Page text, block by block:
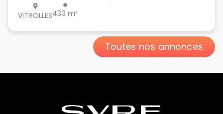
VITROLLES433 m²
Toutes nos annonces